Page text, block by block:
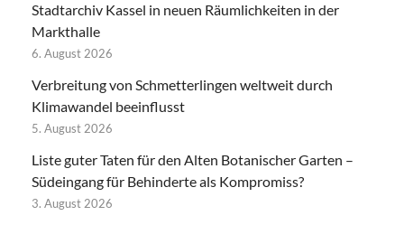
Stadtarchiv Kassel in neuen Räumlichkeiten in der
Markthalle
6. August 2026
Verbreitung von Schmetterlingen weltweit durch
Klimawandel beeinflusst
5. August 2026
Liste guter Taten für den Alten Botanischer Garten –
Südeingang für Behinderte als Kompromiss?
3. August 2026